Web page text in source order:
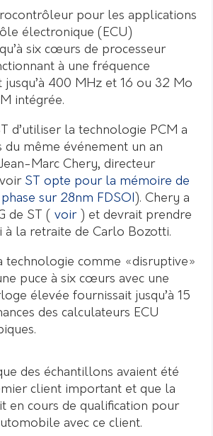
pour les applications
électronique (ECU)
six cœurs de processeur
à une fréquence
400 MHz et 16 ou 32 Mo
intégrée.
d’utiliser la technologie PCM a
même événement un an
Marc Chery, directeur
ST opte pour la mémoire de
sur 28nm FDSOI ). Chery a
de ST ( voir ) et devrait prendre
à la retraite de Carlo Bozotti.
technologie comme «disruptive»
puce à six cœurs avec une
élevée fournissait jusqu’à 15
des calculateurs ECU
des échantillons avaient été
client important et que la
en cours de qualification pour
avec ce client.